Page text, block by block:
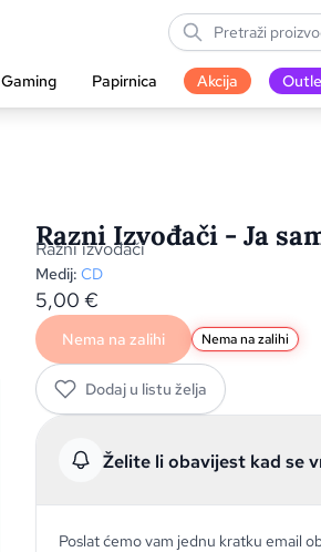
Gaming Papirnica Akcija
Razni Izvođači - Ja
Razni izvođači
Medij: CD
5,00 €
Nema na zalihi Nema na zalihi
Dodaj u listu želja
Želite li obavijest kad se
Poslat ćemo vam jednu kratku email